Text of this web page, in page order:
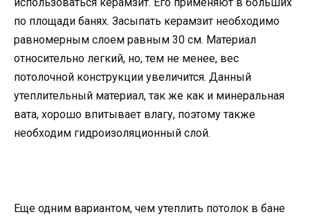
по площади банях. Засыпать керамзит необходимо
равномерным слоем равным 30 см. Материал
относительно легкий, но, тем не менее, вес
потолочной конструкции увеличится. Данный
утеплительный материал, так же как и минеральная
вата, хорошо впитывает влагу, поэтому также
необходим гидроизоляционный слой.
Еще одним вариантом, чем утеплить потолок в бане